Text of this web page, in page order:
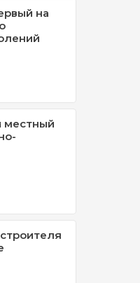
на
местный